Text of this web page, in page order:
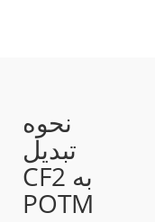
نحوه
تبدیل
CF2 به
POTM